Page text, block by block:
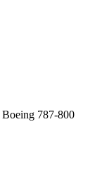
Boeing 787-800